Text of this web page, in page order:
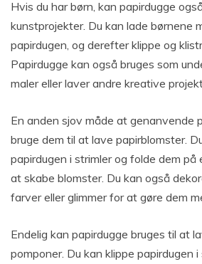
Hvis du har børn, kan papirdugge
kunstprojekter. Du kan lade børnene
papirdugen, og derefter klippe og
Papirdugge kan også bruges som
maler eller laver andre kreative
En anden sjov måde at genanvende
bruge dem til at lave papirblomster.
papirdugen i strimler og folde dem
at skabe blomster. Du kan også
farver eller glimmer for at gøre dem
Endelig kan papirdugge bruges til at
pomponer. Du kan klippe papirdugen